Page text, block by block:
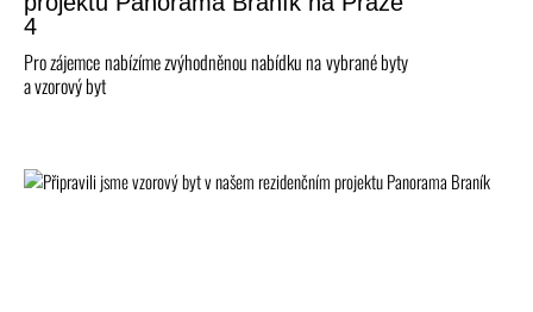
4
Pro zájemce nabízíme zvýhodněnou nabídku na vybrané byty
a vzorový byt